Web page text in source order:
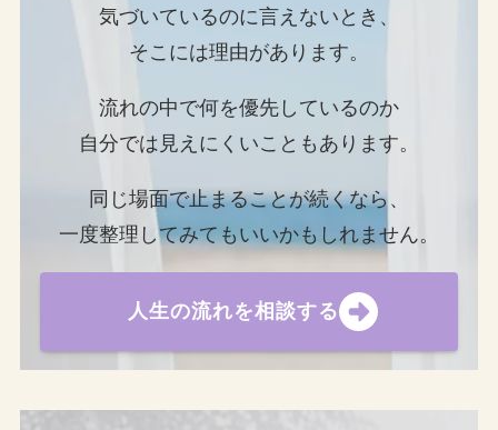
気づいているのに言えないとき、
そこには理由があります。
流れの中で何を優先しているのか
自分では見えにくいこともあります。
同じ場面で止まることが続くなら、
一度整理してみてもいいかもしれません。
人生の流れを相談する